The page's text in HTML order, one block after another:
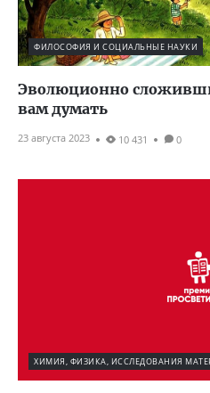
ФИЛОСОФИЯ И СОЦИАЛЬНЫЕ НАУКИ
Эволюционно
вам думать
23 августа 2023 10 431 0
ХИМИЯ, ФИЗИКА, ИССЛЕДОВАНИЯ